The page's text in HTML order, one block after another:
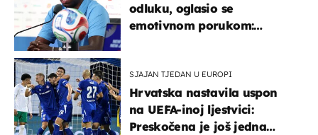
odluku, oglasio se
emotivnom porukom:
SJAJAN TJEDAN U EUROPI
Hrvatska nastavila uspon
na UEFA-inoj ljestvici:
Preskočena je još jedna